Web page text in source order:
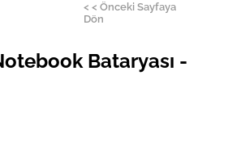
< < Önceki Sayfaya
Dön
Bataryası -